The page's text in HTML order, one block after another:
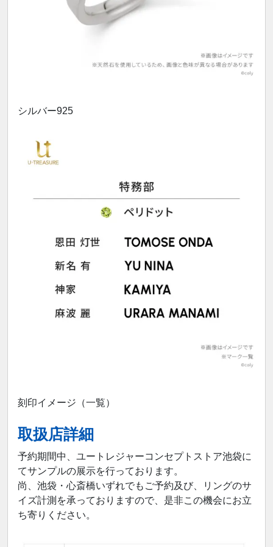
シルバー925
刻印イメージ（一覧）
取扱店詳細
予約期間中、ユートレジャーコンセプトストア池袋に
てサンプルの展示を行っております。
尚、池袋・心斎橋いずれでもご予約及び、リングのサ
イズ計測を承っておりますので、是非この機会にお立
ち寄りください。